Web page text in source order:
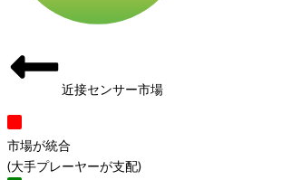
近接センサー市場
市場が統合
(大手プレーヤーが支配)